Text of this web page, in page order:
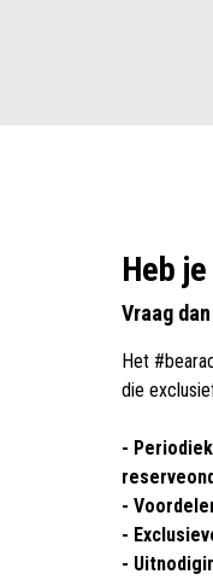
Heb
Vraag
Het
die
-
-
-
-